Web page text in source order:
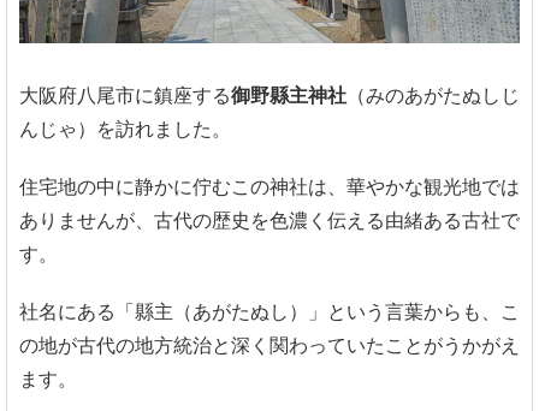
大阪府八尾市に鎮座する御野縣主神社 （みのあがたぬしじ
んじゃ）を訪れました。
住宅地の中に静かに佇むこの神社は、華やかな観光地では
ありませんが、古代の歴史を色濃く伝える由緒ある古社で
す。
社名にある「縣主（あがたぬし）」という言葉からも、こ
の地が古代の地方統治と深く関わっていたことがうかがえ
ます。